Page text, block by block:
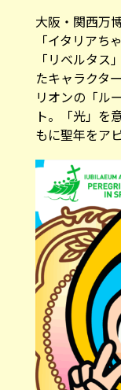
「リベルタス
たキャラクタ
リオンの「ル
ト。「光」を
もに聖年をア